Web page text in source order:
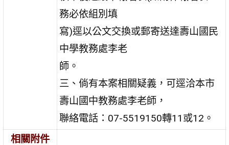
務必依組別填
寫)逕以公文交換或郵寄送達壽山國民
中學教務處李老
師。
三、倘有本案相關疑義，可逕洽本市
壽山國中教務處李老師，
聯絡電話：07-5519150轉11或12。
相關附件